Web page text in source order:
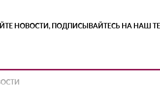
НОВОСТИ, ПОДПИСЫВАЙТЕСЬ НА НАШ